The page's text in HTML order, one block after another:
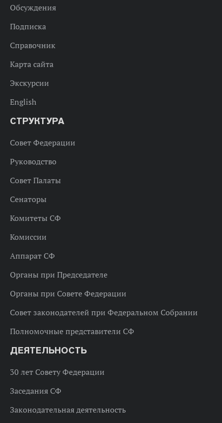
Обсуждения
Подписка
Справочник
Карта сайта
Экскурсии
English
СТРУКТУРА
Совет Федерации
Руководство
Совет Палаты
Сенаторы
Комитеты СФ
Комиссии
Аппарат СФ
Органы при Председателе
Органы при Совете Федерации
Совет законодателей при Федеральном Собрании
Полномочные представители СФ
ДЕЯТЕЛЬНОСТЬ
30 лет Совету Федерации
Заседания СФ
Законодательная деятельность